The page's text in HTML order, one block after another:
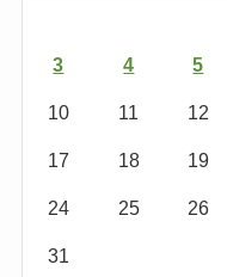
3 4 5
10 11 12
17 18 19
24 25 26
31